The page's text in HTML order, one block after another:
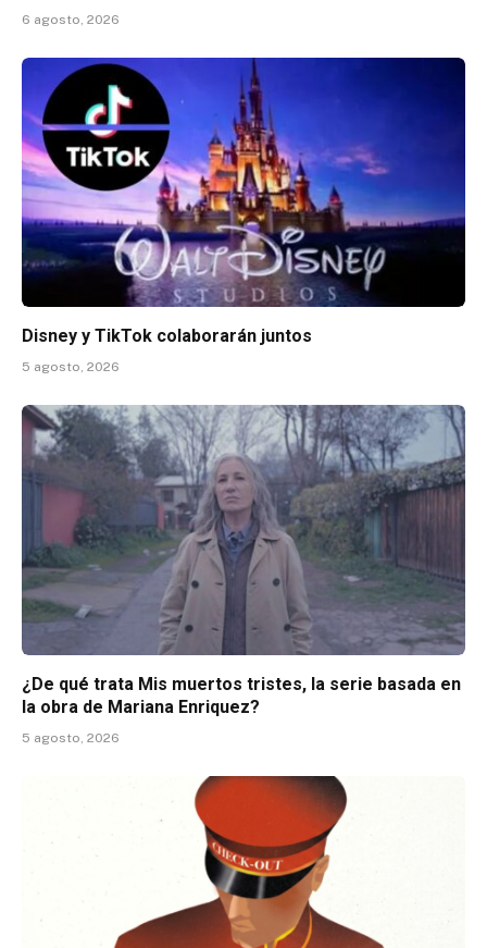
6 agosto, 2026
Disney y TikTok colaborarán juntos
5 agosto, 2026
¿De qué trata Mis muertos tristes, la serie basada en
la obra de Mariana Enriquez?
5 agosto, 2026